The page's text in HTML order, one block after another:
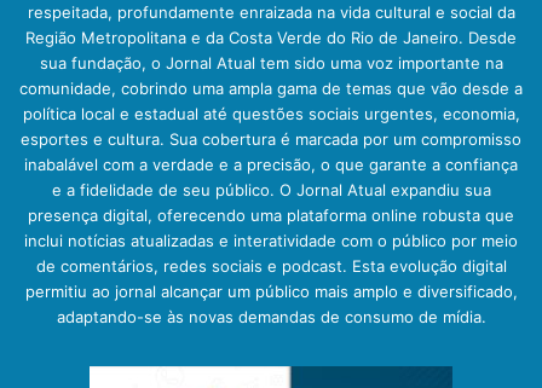
respeitada, profundamente enraizada na vida cultural e social da
Região Metropolitana e da Costa Verde do Rio de Janeiro. Desde
sua fundação, o Jornal Atual tem sido uma voz importante na
comunidade, cobrindo uma ampla gama de temas que vão desde a
política local e estadual até questões sociais urgentes, economia,
esportes e cultura. Sua cobertura é marcada por um compromisso
inabalável com a verdade e a precisão, o que garante a confiança
e a fidelidade de seu público. O Jornal Atual expandiu sua
presença digital, oferecendo uma plataforma online robusta que
inclui notícias atualizadas e interatividade com o público por meio
de comentários, redes sociais e podcast. Esta evolução digital
permitiu ao jornal alcançar um público mais amplo e diversificado,
adaptando-se às novas demandas de consumo de mídia.